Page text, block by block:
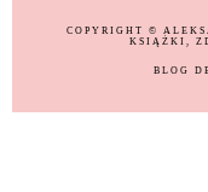
COPYRIGHT ©
KSIĄŻKI,
BLOG